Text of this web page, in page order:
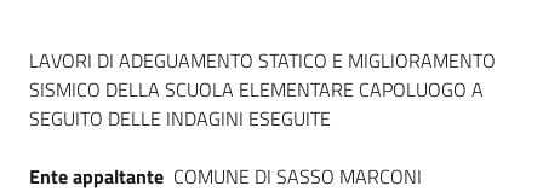
Dati del bando
LAVORI DI ADEGUAMENTO STATICO E MIGLIORAMENTO
SISMICO DELLA SCUOLA ELEMENTARE CAPOLUOGO A
SEGUITO DELLE INDAGINI ESEGUITE
Ente appaltante COMUNE DI SASSO MARCONI